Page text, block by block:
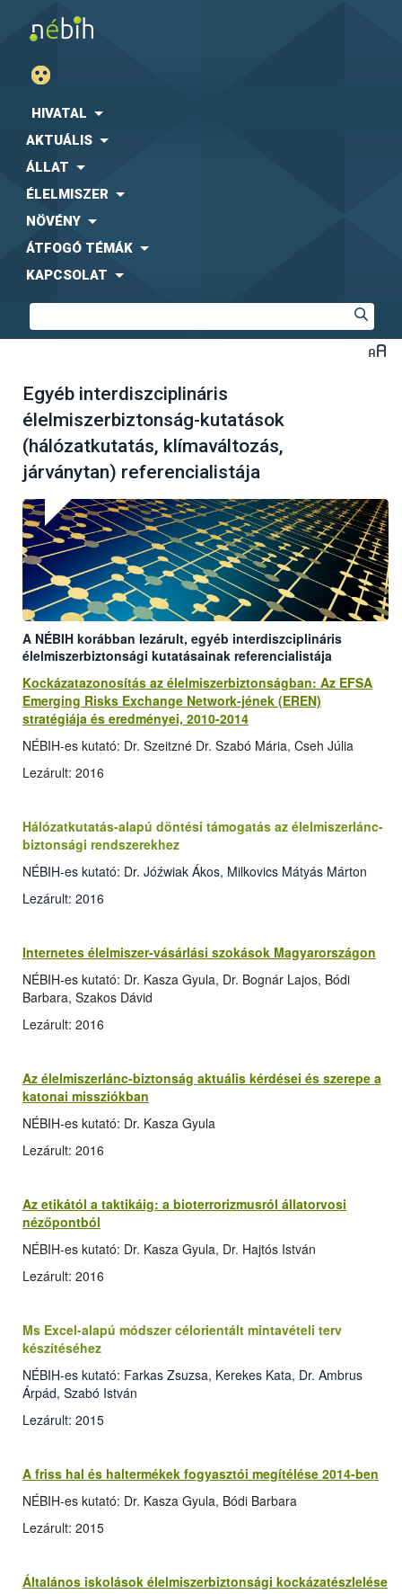
HIVATAL
AKTUÁLIS
ÁLLAT
ÉLELMISZER
NÖVÉNY
ÁTFOGÓ TÉMÁK
KAPCSOLAT
Egyéb interdiszciplináris
élelmiszerbiztonság-kutatások
(hálózatkutatás, klímaváltozás,
járványtan) referencialistája
A NÉBIH korábban lezárult, egyéb interdiszciplináris
élelmiszerbiztonsági kutatásainak referencialistája
Kockázatazonosítás az élelmiszerbiztonságban: Az EFSA
Emerging Risks Exchange Network-jének (EREN)
stratégiája és eredményei, 2010-2014
NÉBIH-es kutató: Dr. Szeitzné Dr. Szabó Mária, Cseh Júlia
Lezárult: 2016
Hálózatkutatás-alapú döntési támogatás az élelmiszerlánc-
biztonsági rendszerekhez
NÉBIH-es kutató: Dr. Jóźwiak Ákos, Milkovics Mátyás Márton
Lezárult: 2016
Internetes élelmiszer-vásárlási szokások Magyarországon
NÉBIH-es kutató: Dr. Kasza Gyula, Dr. Bognár Lajos, Bódi
Barbara, Szakos Dávid
Lezárult: 2016
Az élelmiszerlánc-biztonság aktuális kérdései és szerepe a
katonai missziókban
NÉBIH-es kutató: Dr. Kasza Gyula
Lezárult: 2016
Az etikától a taktikáig: a bioterrorizmusról állatorvosi
nézőpontból
NÉBIH-es kutató: Dr. Kasza Gyula, Dr. Hajtós István
Lezárult: 2016
Ms Excel-alapú módszer célorientált mintavételi terv
készítéséhez
NÉBIH-es kutató: Farkas Zsuzsa, Kerekes Kata, Dr. Ambrus
Árpád, Szabó István
Lezárult: 2015
A friss hal és haltermékek fogyasztói megítélése 2014-ben
NÉBIH-es kutató: Dr. Kasza Gyula, Bódi Barbara
Lezárult: 2015
Általános iskolások élelmiszerbiztonsági kockázatészlelése